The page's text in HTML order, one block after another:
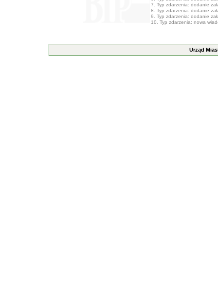
7. Typ zdarzenia: dodanie
8. Typ zdarzenia: dodanie
9. Typ zdarzenia: dodanie
10. Typ zdarzenia: nowa
Urząd